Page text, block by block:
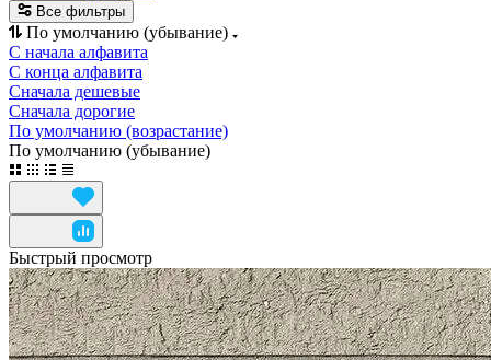
Все фильтры
По умолчанию (убывание)
С начала алфавита
С конца алфавита
Сначала дешевые
Сначала дорогие
По умолчанию (возрастание)
По умолчанию (убывание)
Быстрый просмотр